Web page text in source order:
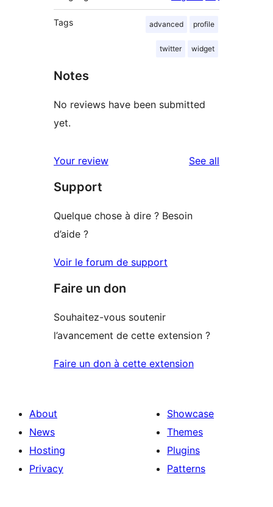
Tags advanced profile
twitter widget
Notes
No reviews have been submitted
yet.
Your review See all
Support
Quelque chose à dire ? Besoin
d’aide ?
Voir le forum de support
Faire un don
Souhaitez-vous soutenir
l’avancement de cette extension ?
Faire un don à cette extension
About
News
Hosting
Privacy
Showcase
Themes
Plugins
Patterns